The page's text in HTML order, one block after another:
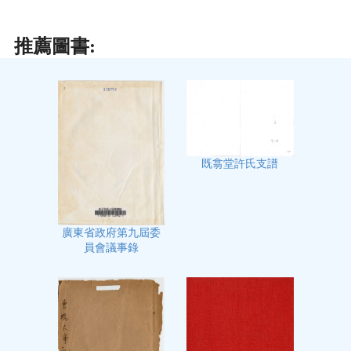
推薦圖書:
廣東省政府第九屆委
員會議事錄
既翕堂許氏支譜